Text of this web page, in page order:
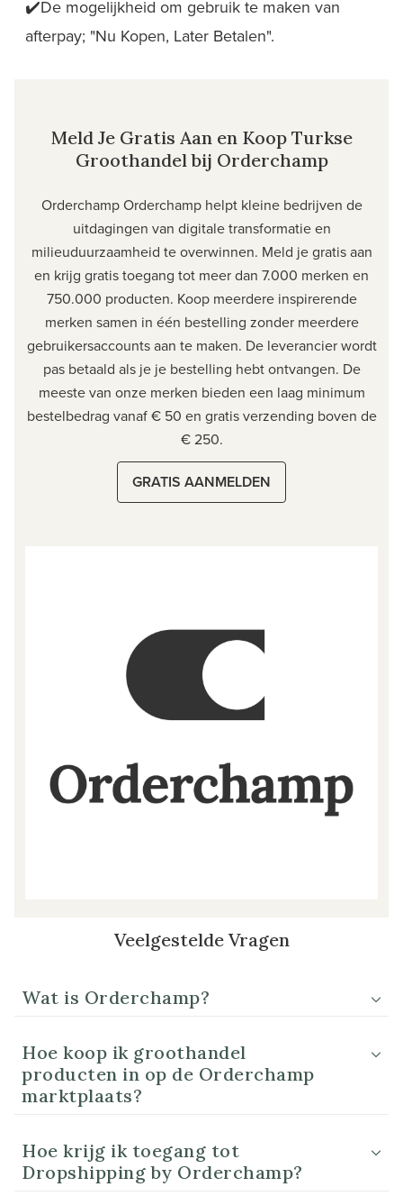
✔️De mogelijkheid om gebruik te maken van
afterpay; "Nu Kopen, Later Betalen".
Meld Je Gratis Aan en Koop Turkse
Groothandel bij Orderchamp
OrderchampOrderchamp helpt kleine bedrijven de
uitdagingen van digitale transformatie en
milieuduurzaamheid te overwinnen. Meld je gratis aan
en krijg gratis toegang tot meer dan 7.000 merken en
750.000 producten. Koop meerdere inspirerende
merken samen in één bestelling zonder meerdere
gebruikersaccounts aan te maken. De leverancier wordt
pas betaald als je je bestelling hebt ontvangen. De
meeste van onze merken bieden een laag minimum
bestelbedrag vanaf € 50 en gratis verzending boven de
€ 250.
GRATIS AANMELDEN
Veelgestelde Vragen
Wat is Orderchamp?
Hoe koop ik groothandel
producten in op de Orderchamp
marktplaats?
Hoe krijg ik toegang tot
Dropshipping by Orderchamp?